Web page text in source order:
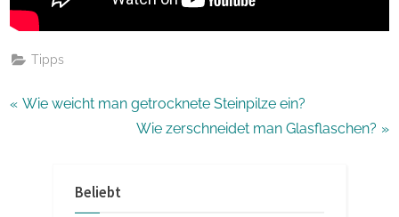
Tipps
Beitragsnavigation
P
Wie weicht man getrocknete Steinpilze ein?
N
Wie zerschneidet man Glasflaschen?
Beliebt